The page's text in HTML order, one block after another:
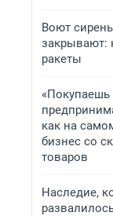
Воют
закрывают:
ракеты
«Покупаешь
как на
бизнес со
товаров
Наследие,